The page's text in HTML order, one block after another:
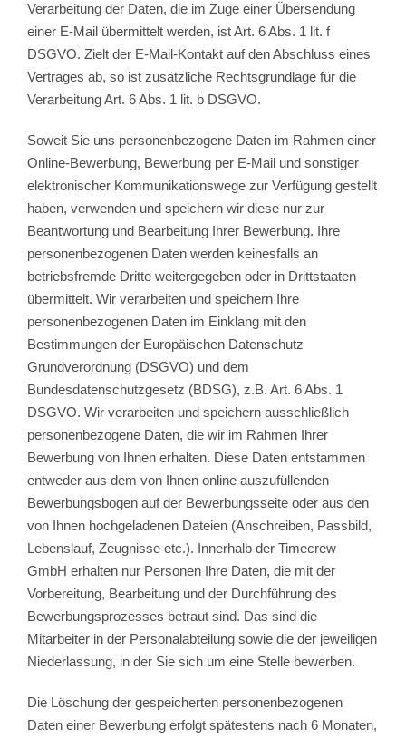
Verarbeitung der Daten, die im Zuge einer Übersendung
einer E-Mail übermittelt werden, ist Art. 6 Abs. 1 lit. f
DSGVO. Zielt der E-Mail-Kontakt auf den Abschluss eines
Vertrages ab, so ist zusätzliche Rechtsgrundlage für die
Verarbeitung Art. 6 Abs. 1 lit. b DSGVO.
Soweit Sie uns personenbezogene Daten im Rahmen einer
Online-Bewerbung, Bewerbung per E-Mail und sonstiger
elektronischer Kommunikationswege zur Verfügung gestellt
haben, verwenden und speichern wir diese nur zur
Beantwortung und Bearbeitung Ihrer Bewerbung. Ihre
personenbezogenen Daten werden keinesfalls an
betriebsfremde Dritte weitergegeben oder in Drittstaaten
übermittelt. Wir verarbeiten und speichern Ihre
personenbezogenen Daten im Einklang mit den
Bestimmungen der Europäischen Datenschutz
Grundverordnung (DSGVO) und dem
Bundesdatenschutzgesetz (BDSG), z.B. Art. 6 Abs. 1
DSGVO. Wir verarbeiten und speichern ausschließlich
personenbezogene Daten, die wir im Rahmen Ihrer
Bewerbung von Ihnen erhalten. Diese Daten entstammen
entweder aus dem von Ihnen online auszufüllenden
Bewerbungsbogen auf der Bewerbungsseite oder aus den
von Ihnen hochgeladenen Dateien (Anschreiben, Passbild,
Lebenslauf, Zeugnisse etc.). Innerhalb der Timecrew
GmbH erhalten nur Personen Ihre Daten, die mit der
Vorbereitung, Bearbeitung und der Durchführung des
Bewerbungsprozesses betraut sind. Das sind die
Mitarbeiter in der Personalabteilung sowie die der jeweiligen
Niederlassung, in der Sie sich um eine Stelle bewerben.
Die Löschung der gespeicherten personenbezogenen
Daten einer Bewerbung erfolgt spätestens nach 6 Monaten,